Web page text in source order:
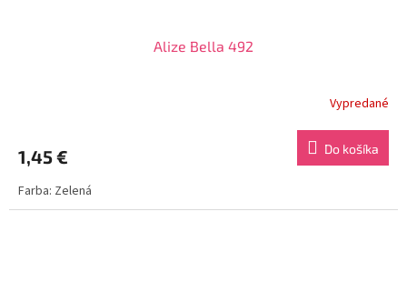
Alize Bella 492
Vypredané
1,45 € Do košíka
Farba: Zelená